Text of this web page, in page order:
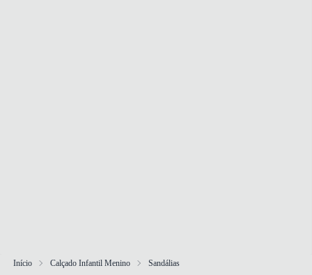
Início Calçado Infantil Menino
Sandálias